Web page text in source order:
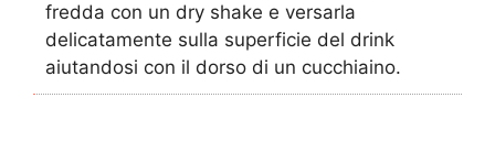
fredda con un dry shake e versarla
delicatamente sulla superficie del drink
aiutandosi con il dorso di un cucchiaino.